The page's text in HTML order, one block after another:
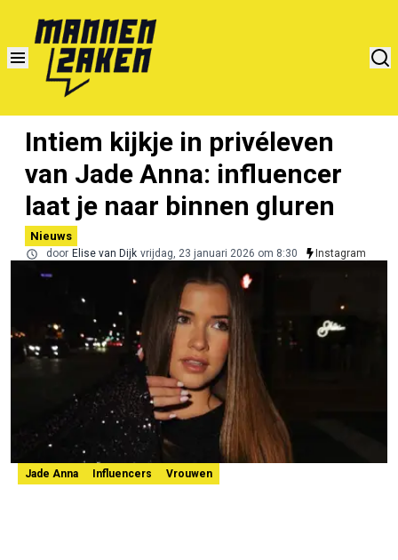
Intiem kijkje in privéleven
van Jade Anna: influencer
laat je naar binnen gluren
Nieuws
door Elise van Dijk vrijdag, 23 januari 2026 om 8:30 Instagram
Jade Anna Influencers Vrouwen